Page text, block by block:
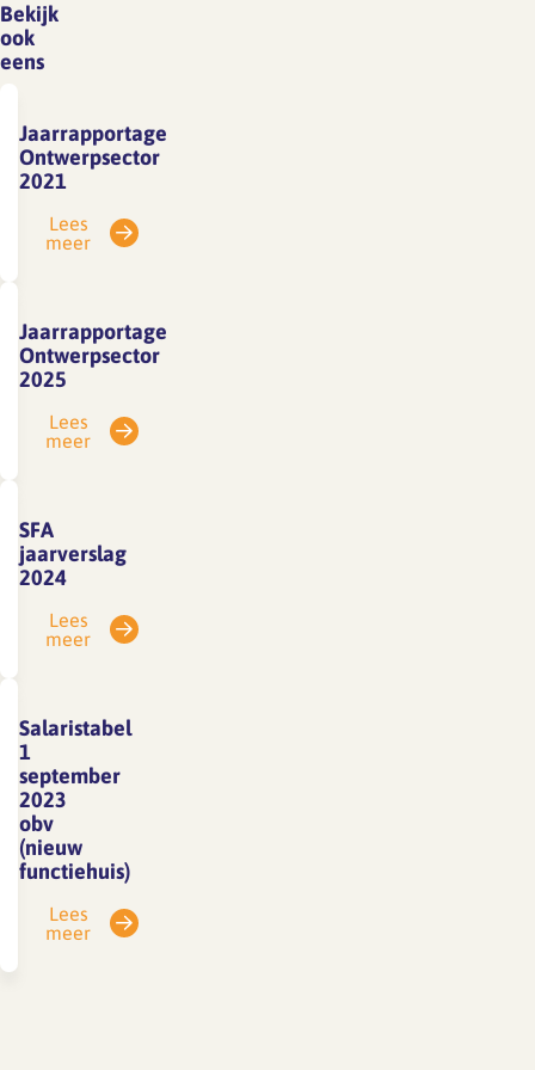
Bekijk
ook
eens
Jaarrapportage
Ontwerpsector
2021
Lees
meer
Jaarrapportage
Ontwerpsector
2025
Lees
meer
SFA
jaarverslag
2024
Lees
meer
Salaristabel
1
september
2023
obv
(nieuw
functiehuis)
Lees
meer